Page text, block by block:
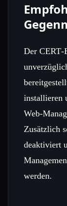
Der
installieren
Zusätzlich
deaktiviert
werden.